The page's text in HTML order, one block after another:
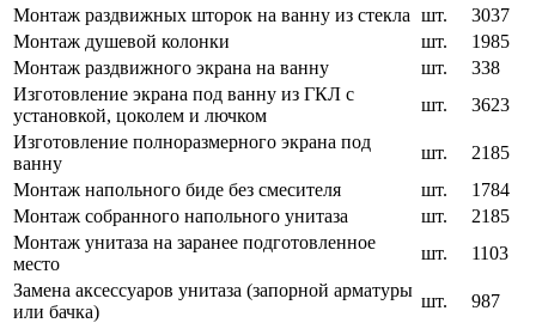
Монтаж раздвижных шторок на ванну из стекла шт.
3037
Монтаж душевой колонки
шт.
1985
Монтаж раздвижного экрана на ванну
шт.
338
Изготовление экрана под ванну из ГКЛ с
установкой, цоколем и лючком
шт.
3623
Изготовление полноразмерного экрана под
ванну
шт.
2185
Монтаж напольного биде без смесителя
шт.
1784
Монтаж собранного напольного унитаза
шт.
2185
Монтаж унитаза на заранее подготовленное
место
шт.
1103
Замена аксессуаров унитаза (запорной арматуры
или бачка)
шт.
987